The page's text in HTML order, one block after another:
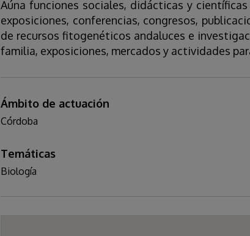
Aúna funciones sociales, didácticas y
exposiciones, conferencias, congresos,
de recursos fitogenéticos andaluces e
familia, exposiciones, mercados y actividades
Ámbito de actuación
Córdoba
Temáticas
Biología